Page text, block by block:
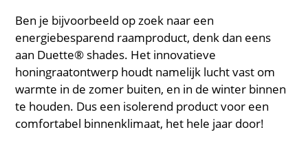
Ben je bijvoorbeeld op zoek naar een
energiebesparend raamproduct, denk dan eens
aan Duette® shades. Het innovatieve
honingraatontwerp houdt namelijk lucht vast om
warmte in de zomer buiten, en in de winter binnen
te houden. Dus een isolerend product voor een
comfortabel binnenklimaat, het hele jaar door!